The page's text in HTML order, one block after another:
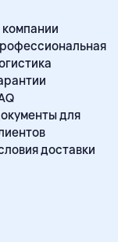
для
доставки